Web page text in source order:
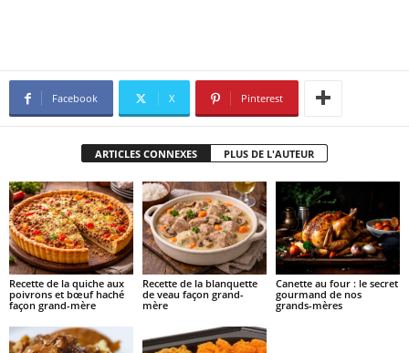
Facebook X Pinterest
ARTICLES CONNEXES PLUS DE L'AUTEUR
Recette de la quiche aux
poivrons et bœuf haché
façon grand-mère
Recette de la blanquette
de veau façon grand-
mère
Canette au four : le secret
gourmand de nos
grands-mères